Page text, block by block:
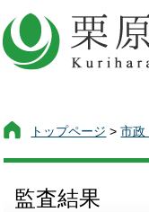
トップページ >市政
監査結果